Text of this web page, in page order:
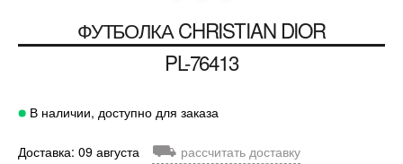
ФУТБОЛКАCHRISTIAN DIOR
PL-76413
В наличии, доступно для заказа
Доставка: 09 августа ⛟ рассчитать доставку